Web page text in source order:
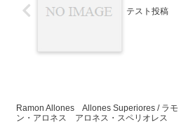
テスト投稿
Ramon Allones Allones Superiores / ラモ
ン・アロネス アロネス・スペリオレス